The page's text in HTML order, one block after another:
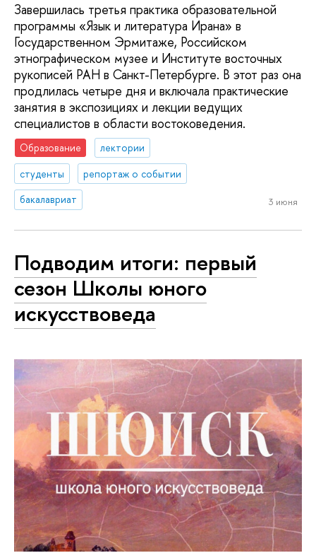
Завершилась третья практика образовательной
программы «Язык и литература Ирана» в
Государственном Эрмитаже, Российском
этнографическом музее и Институте восточных
рукописей РАН в Санкт-Петербурге. В этот раз она
продлилась четыре дня и включала практические
занятия в экспозициях и лекции ведущих
специалистов в области востоковедения.
Образование
лектории
студенты
репортаж о событии
бакалавриат
3 июня
Подводим итоги: первый
сезон Школы юного
искусствоведа